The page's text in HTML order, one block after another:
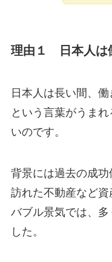
理由１ 日本人は
日本人は長い間、働
という言葉がうま
いのです。
背景には過去の成
訪れた不動産など
バブル景気では、
した。